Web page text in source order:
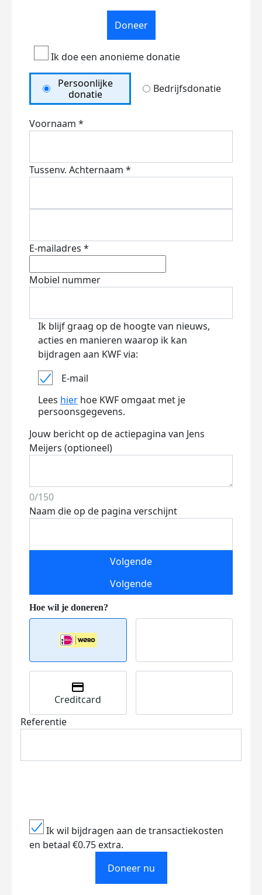
Doneer
Ik doe een anonieme donatie
Persoonlijke
donatie
Bedrijfsdonatie
Voornaam *
Tussenv. Achternaam *
E-mailadres *
Mobiel nummer
Ik blijf graag op de hoogte van nieuws,
acties en manieren waarop ik kan
bijdragen aan KWF via:
E-mail
Lees hier hoe KWF omgaat met je
persoonsgegevens.
Jouw bericht op de actiepagina van Jens
Meijers (optioneel)
0/150
Naam die op de pagina verschijnt
Volgende
Volgende
Creditcard
Referentie
Ik wil bijdragen aan de transactiekosten
en betaal €0.75 extra.
Doneer nu